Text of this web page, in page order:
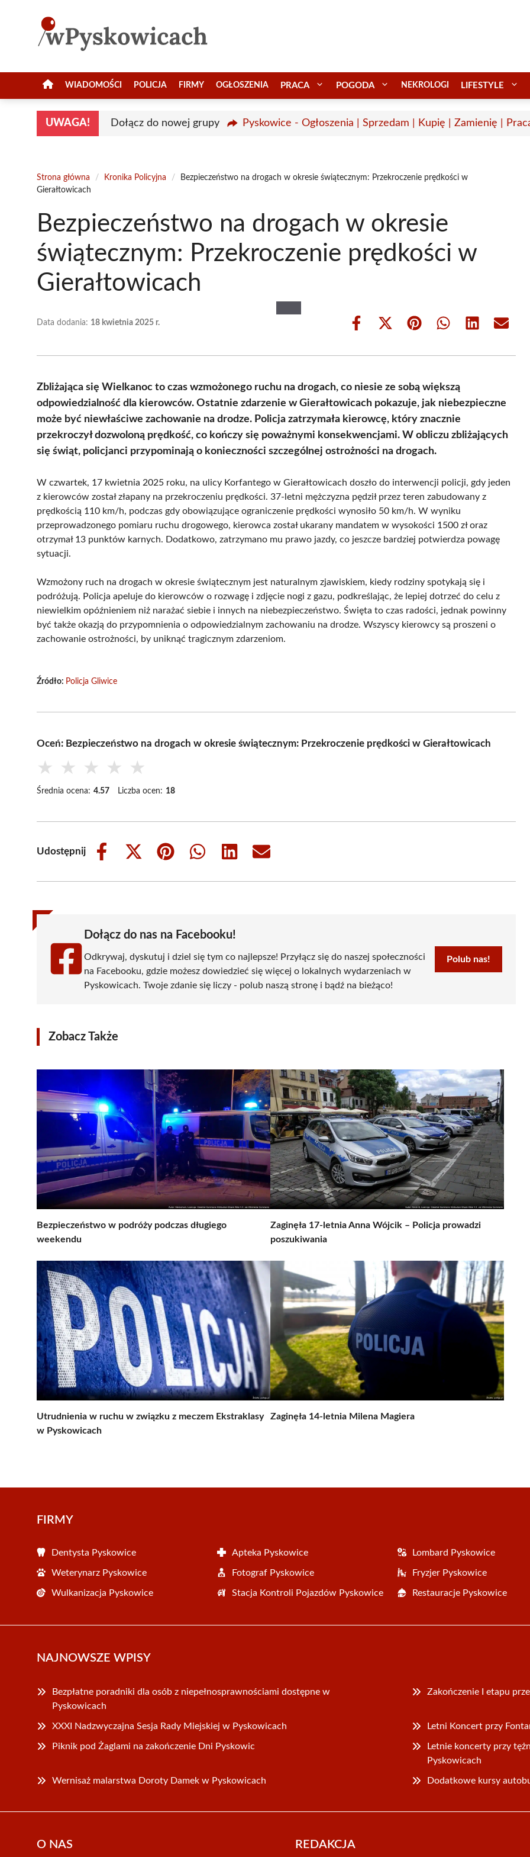
WIADOMOŚCI POLICJA FIRMY OGŁOSZENIA PRACA POGODA NEKROLOGI LIFESTYLE
UWAGA! Dołącz do nowej grupy Pyskowice - Ogłoszenia | Sprzedam | Kupię | Zamienię |
Strona główna / Kronika Policyjna /
Bezpieczeństwo na drogach w okresie świątecznym: Przekroczenie prędkości w
Gierałtowicach
Bezpieczeństwo na drogach w okresie
świątecznym: Przekroczenie prędkości w
Gierałtowicach
Data dodania: 18 kwietnia 2025 r.
Share
Share
(Twitter)
Share Share Share Share
Zbliżająca się Wielkanoc to czas wzmożonego ruchu na drogach, co niesie ze sobą większą
odpowiedzialność dla kierowców. Ostatnie zdarzenie w Gierałtowicach pokazuje, jak niebezpieczne
może być niewłaściwe zachowanie na drodze. Policja zatrzymała kierowcę, który znacznie
przekroczył dozwoloną prędkość, co kończy się poważnymi konsekwencjami. W obliczu zbliżających
się świąt, policjanci przypominają o konieczności szczególnej ostrożności na drogach.
W czwartek, 17 kwietnia 2025 roku, na ulicy Korfantego w Gierałtowicach doszło do interwencji policji, gdy jeden
z kierowców został złapany na przekroczeniu prędkości. 37-letni mężczyzna pędził przez teren zabudowany z
prędkością 110 km/h, podczas gdy obowiązujące ograniczenie prędkości wynosiło 50 km/h. W wyniku
przeprowadzonego pomiaru ruchu drogowego, kierowca został ukarany mandatem w wysokości 1500 zł oraz
otrzymał 13 punktów karnych. Dodatkowo, zatrzymano mu prawo jazdy, co jeszcze bardziej potwierdza powagę
sytuacji.
Wzmożony ruch na drogach w okresie świątecznym jest naturalnym zjawiskiem, kiedy rodziny spotykają się i
podróżują. Policja apeluje do kierowców o rozwagę i zdjęcie nogi z gazu, podkreślając, że lepiej dotrzeć do celu z
niewielkim opóźnieniem niż narażać siebie i innych na niebezpieczeństwo. Święta to czas radości, jednak powinny
być także okazją do przypomnienia o odpowiedzialnym zachowaniu na drodze. Wszyscy kierowcy są proszeni o
zachowanie ostrożności, by uniknąć tragicznym zdarzeniom.
Źródło: Policja Gliwice
Oceń: Bezpieczeństwo na drogach w okresie świątecznym: Przekroczenie prędkości w Gierałtowicach
★ ★ ★ ★ ★
Średnia ocena: 4.57 Liczba ocen: 18
Udostępnij
Share
Share
(Twitter)
Share
Share
Share
Share
Dołącz do nas na Facebooku!
Odkrywaj, dyskutuj i dziel się tym co najlepsze! Przyłącz się do naszej społeczności
na Facebooku, gdzie możesz dowiedzieć się więcej o lokalnych wydarzeniach w
Pyskowicach. Twoje zdanie się liczy - polub naszą stronę i bądź na bieżąco!
Polub nas!
Zobacz Także
Bezpieczeństwo w podróży podczas długiego
weekendu
Zaginęła 17-letnia Anna Wójcik – Policja prowadzi
poszukiwania
Utrudnienia w ruchu w związku z meczem Ekstraklasy
w Pyskowicach
Zaginęła 14-letnia Milena Magiera
FIRMY
Dentysta Pyskowice Apteka Pyskowice Lombard Pyskowice
Weterynarz Pyskowice Fotograf Pyskowice Fryzjer Pyskowice
Wulkanizacja Pyskowice Stacja Kontroli Pojazdów Pyskowice Restauracje Pyskowice
NAJNOWSZE WPISY
Bezpłatne poradniki dla osób z niepełnosprawnościami dostępne w
Pyskowicach
Zakończenie I etapu
XXXI Nadzwyczajna Sesja Rady Miejskiej w Pyskowicach Letni Koncert przy
Piknik pod Żaglami na zakończenie Dni Pyskowic
Letnie koncerty przy
Pyskowicach
Wernisaż malarstwa Doroty Damek w Pyskowicach Dodatkowe kursy
O NAS REDAKCJA